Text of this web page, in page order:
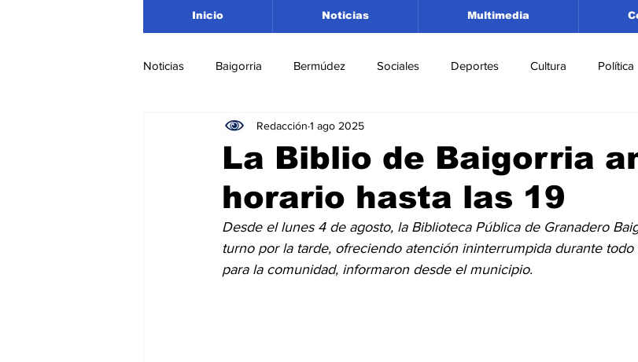
Inicio Noticias Multimedia
Noticias Baigorria Bermúdez Sociales Deportes Cultura Política
Nacionales Beltrán San Lorenzo
Roldán Departamento San Lorenzo Pujato Turismo
Asociación Rosarina de Fútbol Cañada de Gómez Firmat
La Biblio de Baigorria
horario hasta las 19
Redacción 1 ago 2025
Desde el lunes 4 de agosto, la Biblioteca Pública de Granadero
turno por la tarde, ofreciendo atención ininterrumpida durante
para la comunidad, informaron desde el municipio.